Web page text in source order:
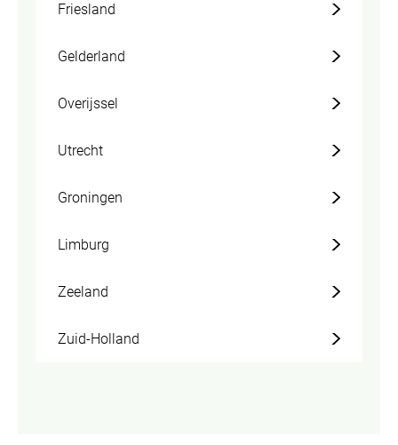
Friesland
Gelderland
Overijssel
Utrecht
Groningen
Limburg
Zeeland
Zuid-Holland